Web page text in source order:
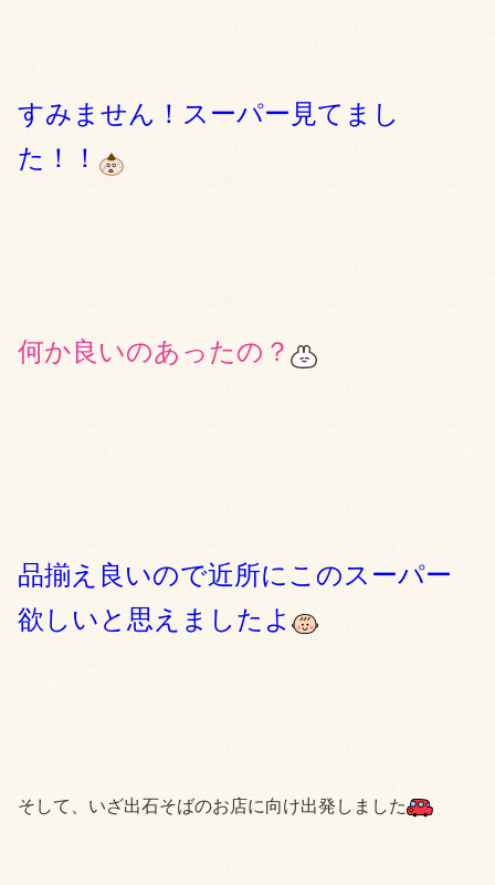
すみません！スーパー見てまし
た！！
何か良いのあったの？
品揃え良いので近所にこのスーパー
欲しいと思えましたよ
そして、いざ出石そばのお店に向け出発しました